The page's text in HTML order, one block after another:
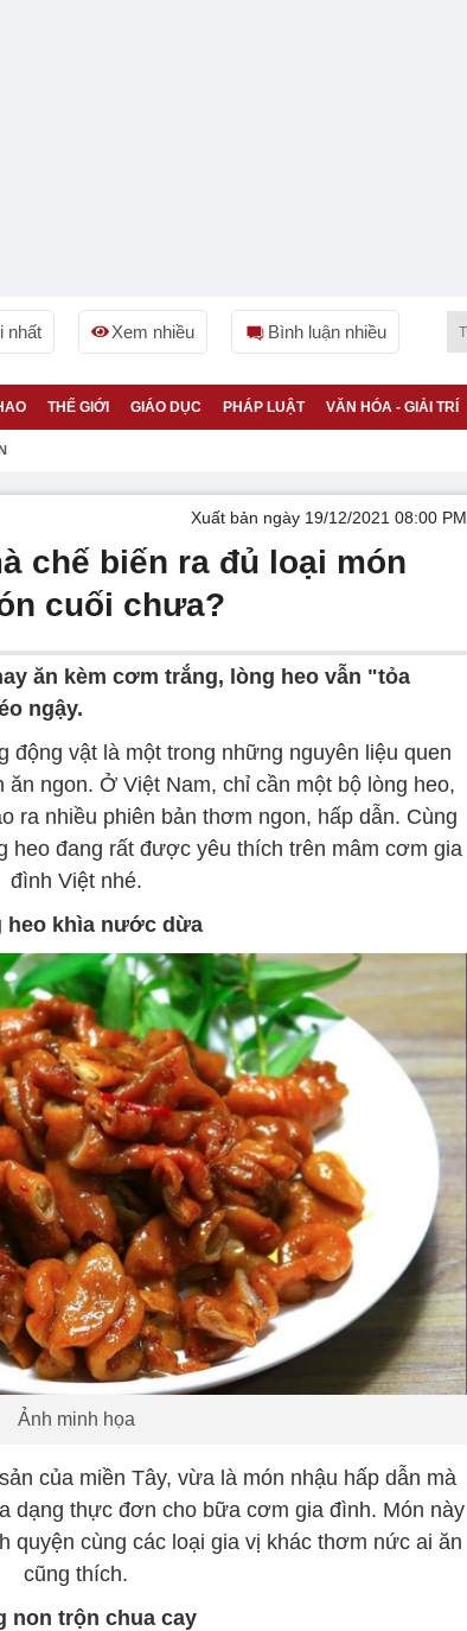
nhất Xem nhiều Bình luận nhiều
THẾ GIỚI GIÁO DỤC PHÁP LUẬT VĂN HÓA - GIẢI TRÍ
Xuất bản ngày 19/12/2021 08:00 PM
chế biến ra đủ loại món
cuối chưa?
ăn kèm cơm trắng, lòng heo vẫn "tỏa
ngậy.
động vật là một trong những nguyên liệu quen
ngon. Ở Việt Nam, chỉ cần một bộ lòng heo,
ra nhiều phiên bản thơm ngon, hấp dẫn. Cùng
heo đang rất được yêu thích trên mâm cơm gia
đình Việt nhé.
heo khìa nước dừa
Ảnh minh họa
của miền Tây, vừa là món nhậu hấp dẫn mà
dạng thực đơn cho bữa cơm gia đình. Món này
quyện cùng các loại gia vị khác thơm nức ai ăn
cũng thích.
non trộn chua cay